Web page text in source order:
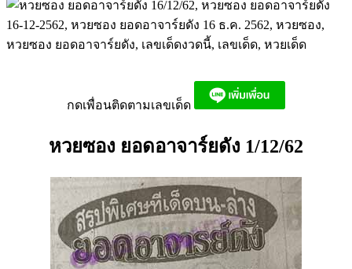
กดเพื่อนติดตามเลขเด็ด
หวยซอง ยอดอาจาร์ยดัง 1/12/62